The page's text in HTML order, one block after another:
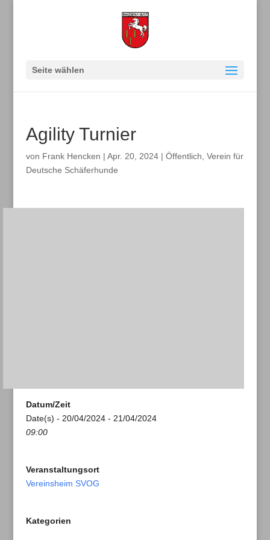
Seite wählen
Agility Turnier
von Frank Hencken | Apr. 20, 2024| Öffentlich Verein für
Deutsche Schäferhunde
Datum/Zeit
Date(s) - 20/04/2024 - 21/04/2024
09:00
Veranstaltungsort
Vereinsheim SVOG
Kategorien